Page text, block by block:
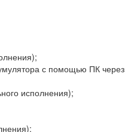
с помощью ПК через
исполнения);